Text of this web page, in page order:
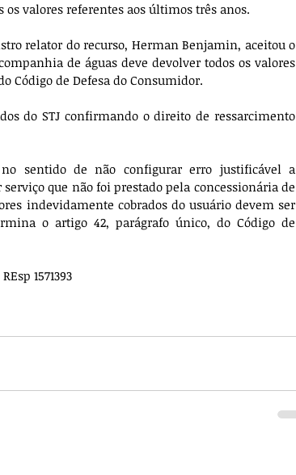
os valores referentes aos últimos três anos.
relator do recurso, Herman Benjamin, aceitou o
de águas deve devolver todos os valores
Código de Defesa do Consumidor.
do STJ confirmando o direito de ressarcimento
sentido de não configurar erro justificável a
que não foi prestado pela concessionária de
indevidamente cobrados do usuário devem ser
o artigo 42, parágrafo único, do Código de
1571393